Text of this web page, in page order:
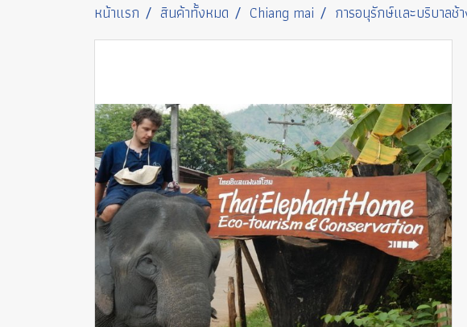
หน้าแรก
สินค้าทั้งหมด Chiang mai การอนุรักษ์และบริบาลช้